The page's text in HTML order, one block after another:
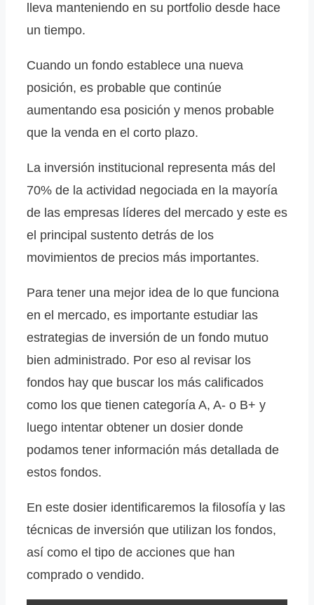
lleva manteniendo en su portfolio desde hace
un tiempo.
Cuando un fondo establece una nueva
posición, es probable que continúe
aumentando esa posición y menos probable
que la venda en el corto plazo.
La inversión institucional representa más del
70% de la actividad negociada en la mayoría
de las empresas líderes del mercado y este es
el principal sustento detrás de los
movimientos de precios más importantes.
Para tener una mejor idea de lo que funciona
en el mercado, es importante estudiar las
estrategias de inversión de un fondo mutuo
bien administrado. Por eso al revisar los
fondos hay que buscar los más calificados
como los que tienen categoría A, A- o B+ y
luego intentar obtener un dosier donde
podamos tener información más detallada de
estos fondos.
En este dosier identificaremos la filosofía y las
técnicas de inversión que utilizan los fondos,
así como el tipo de acciones que han
comprado o vendido.